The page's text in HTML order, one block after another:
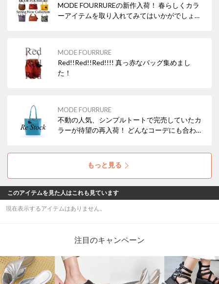
MODE FOURRUREの新作入荷！ 春らしくカラ
ーアイテムを取り入れてみてはいかがでしょう
MODE FOURRURE
Red!!Red!!Red!!!! 真っ赤なバッグ集めまし
た！
MODE FOURRURE
不動の人気、シンプルトートで完売していたカ
ラーが待望の再入荷！ どんなコーデにも合わせ
（牛革）なので使えば使うほどお気に入りにな
ること間違いなし！
もっと見る
このアイテムを見た人はこれも見ています
現在表示するアイテムはありません。
注目のキャンペーン